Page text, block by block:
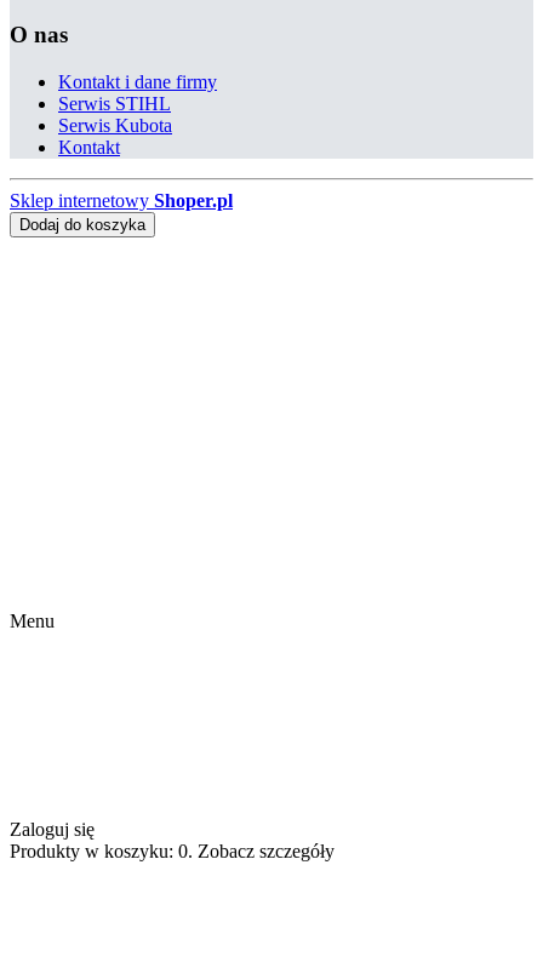
O nas
Kontakt i dane firmy
Serwis STIHL
Serwis Kubota
Kontakt
Sklep internetowy Shoper.pl
Dodaj do koszyka
Menu
Zaloguj się
Produkty w koszyku: 0. Zobacz szczegóły